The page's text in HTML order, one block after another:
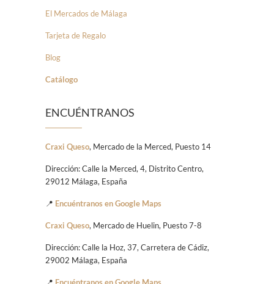
El Mercados de Málaga
Tarjeta de Regalo
Blog
Catálogo
ENCUÉNTRANOS
Craxi Queso, Mercado de la Merced, Puesto 14
Dirección: Calle la Merced, 4, Distrito Centro,
29012 Málaga, España
📍 Encuéntranos en Google Maps
Craxi Queso, Mercado de Huelin, Puesto 7-8
Dirección: Calle la Hoz, 37, Carretera de Cádiz,
29002 Málaga, España